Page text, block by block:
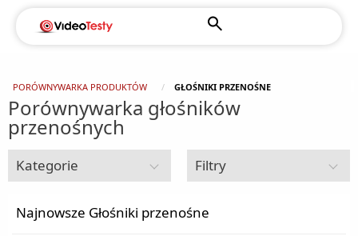
PORÓWNYWARKA PRODUKTÓW GŁOŚNIKI PRZENOŚNE
Porównywarka głośników
przenośnych
Kategorie Filtry
Najnowsze Głośniki przenośne